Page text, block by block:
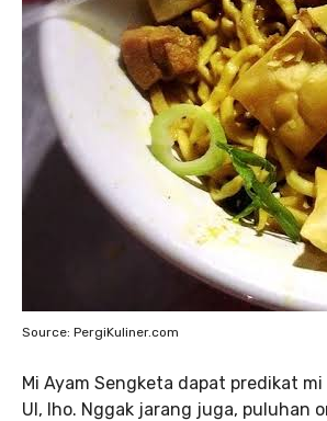
Source: PergiKuliner.com
Mi Ayam Sengketa dapat predikat
UI, lho. Nggak jarang juga, puluhan